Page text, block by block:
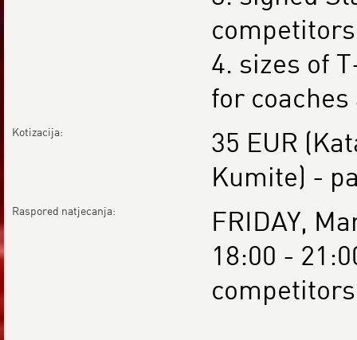
4. sizes of
for
Kotizacija:
35 EUR
Kumite) -
Raspored natjecanja:
FRIDAY,
18:00 -
competitors